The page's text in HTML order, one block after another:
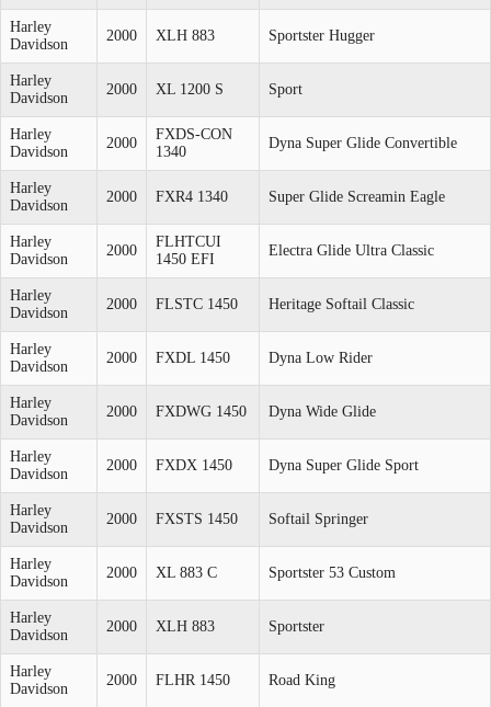
Harley
Davidson
2000 XLH 883 Sportster Hugger
Harley
Davidson
2000 XL 1200 S Sport
Harley
Davidson
2000
FXDS-CON
1340
Dyna Super Glide Convertible
Harley
Davidson
2000 FXR4 1340 Super Glide Screamin Eagle
Harley
Davidson
2000
FLHTCUI
1450 EFI
Electra Glide Ultra Classic
Harley
Davidson
2000 FLSTC 1450 Heritage Softail Classic
Harley
Davidson
2000 FXDL 1450 Dyna Low Rider
Harley
Davidson
2000 FXDWG 1450 Dyna Wide Glide
Harley
Davidson
2000 FXDX 1450 Dyna Super Glide Sport
Harley
Davidson
2000 FXSTS 1450 Softail Springer
Harley
Davidson
2000 XL 883 C Sportster 53 Custom
Harley
Davidson
2000 XLH 883 Sportster
Harley
Davidson
2000 FLHR 1450 Road King